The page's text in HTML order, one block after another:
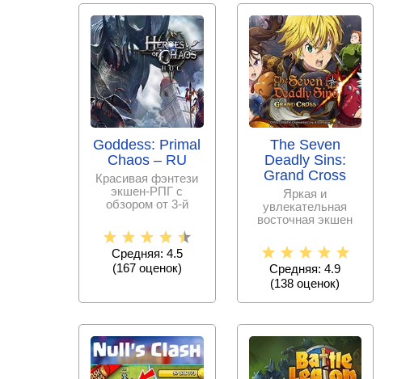
Goddess: Primal
Chaos – RU
Красивая фэнтези
экшен-РПГ с
обзором от 3-й
предлагающая
пользователю
Средняя: 4.5
(167оценок)
The Seven
Deadly Sins:
Grand Cross
Яркая и
увлекательная
восточная экшен
изометрии, в
которой
Средняя: 4.9
(138 оценок)